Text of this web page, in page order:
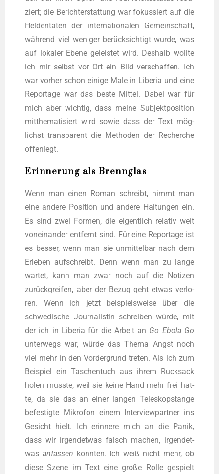
ziert; die Bericht­erstat­tung war fokus­siert auf die
Hel­den­ta­ten der inter­na­tio­na­len Gemein­schaft,
wäh­rend viel weni­ger berück­sich­tigt wur­de, was
auf loka­ler Ebe­ne geleis­tet wird. Des­halb woll­te
ich mir selbst vor Ort ein Bild ver­schaf­fen. Ich
war vor­her schon eini­ge Male in Libe­ria und eine
Repor­ta­ge war das bes­te Mit­tel. Dabei war für
mich aber wich­tig, dass mei­ne Sub­jekt­po­si­ti­on
mit­the­ma­ti­siert wird sowie dass der Text mög­
lichst trans­pa­rent die Metho­den der Recher­che
offenlegt.
Erinnerung als Brennglas
Wenn man einen Roman schreibt, nimmt man
eine ande­re Posi­ti­on und ande­re Hal­tun­gen ein.
Es sind zwei For­men, die eigent­lich rela­tiv weit
von­ein­an­der ent­fernt sind. Für eine Repor­ta­ge ist
es bes­ser, wenn man sie unmit­tel­bar nach dem
Erle­ben auf­schreibt. Denn wenn man zu lan­ge
war­tet, kann man zwar noch auf die Noti­zen
zurück­grei­fen, aber der Bezug geht etwas ver­lo­
ren. Wenn ich jetzt bei­spiels­wei­se über die
schwe­di­sche Jour­na­lis­tin schrei­ben wür­de, mit
der ich in Libe­ria für die Arbeit an Go Ebo­la Go
unter­wegs war, wür­de das The­ma Angst noch
viel mehr in den Vor­der­grund tre­ten. Als ich zum
Bei­spiel ein Taschen­tuch aus ihrem Ruck­sack
holen muss­te, weil sie kei­ne Hand mehr frei hat­
te, da sie das an einer lan­gen Tele­skop­stan­ge
befes­tig­te Mikro­fon einem Inter­view­part­ner ins
Gesicht hielt. Ich erin­ne­re mich an die Panik,
dass wir irgend­et­was falsch machen, irgend­et­
was anfas­sen könn­ten. Ich weiß nicht mehr, ob
die­se Sze­ne im Text eine gro­ße Rol­le gespielt